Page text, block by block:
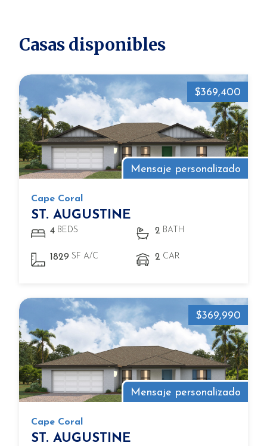
Casas disponibles
Mensaje personalizado
$369,400
Cape Coral
ST. AUGUSTINE
4 BEDS 2 BATH
1829 SF A/C 2 CAR
Mensaje personalizado
$369,990
Cape Coral
ST. AUGUSTINE